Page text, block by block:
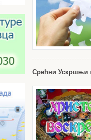
Срећни Ускршњи